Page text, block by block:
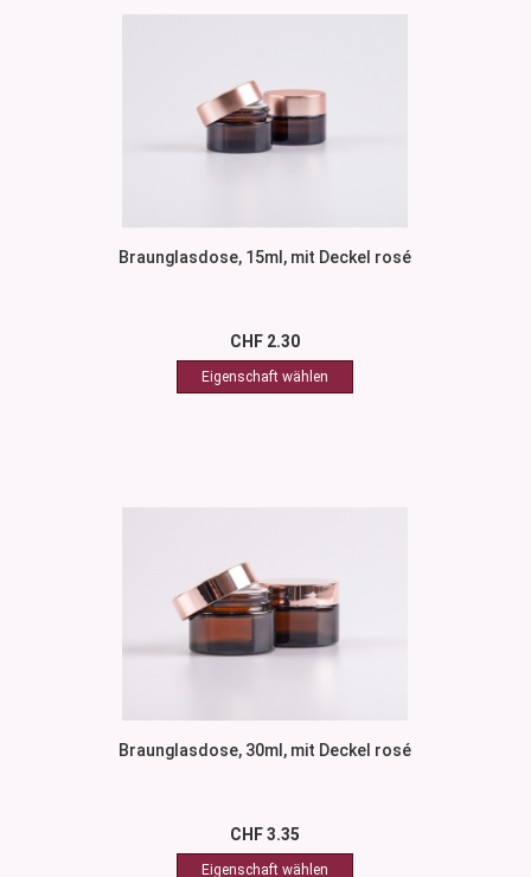
Braunglasdose, 15ml, mit Deckel rosé
CHF 2.30
Braunglasdose, 30ml, mit Deckel rosé
CHF 3.35